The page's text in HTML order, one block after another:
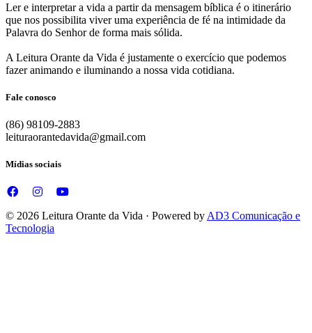
Ler e interpretar a vida a partir da mensagem bíblica é o itinerário
que nos possibilita viver uma experiência de fé na intimidade da
Palavra do Senhor de forma mais sólida.
A Leitura Orante da Vida é justamente o exercício que podemos
fazer animando e iluminando a nossa vida cotidiana.
Fale conosco
(86) 98109-2883
leituraorantedavida@gmail.com
Mídias sociais
© 2026 Leitura Orante da Vida · Powered by AD3 Comunicação e
Tecnologia